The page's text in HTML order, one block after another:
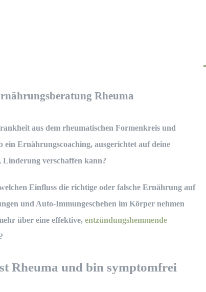
Rheuma
aus dem rheumatischen Formenkreis und
ein Ernährungscoaching, ausgerichtet auf deine
Linderung verschaffen kann?
Einfluss die richtige oder falsche Ernährung auf
und Auto-Immungeschehen im Körper nehmen
über eine effektive, entzündungshemmende
Rheuma und bin symptomfrei